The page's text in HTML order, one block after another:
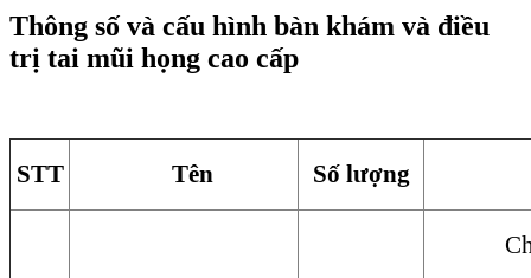
Thông số và cấu hình bàn khám và điều
trị tai mũi họng cao cấp
STT Tên Số lượng